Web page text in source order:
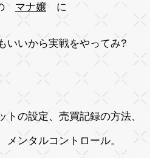
マナ嬢に
いいから実戦をやってみ?
の設定、売買記録の方法、
メンタルコントロール。